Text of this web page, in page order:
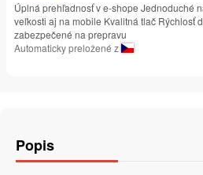
Úplná prehľadnosť v e-shope Jednoduché
veľkosti aj na mobile Kvalitná tlač Rýchlosť
zabezpečené na prepravu
Automaticky preložené z
Popis